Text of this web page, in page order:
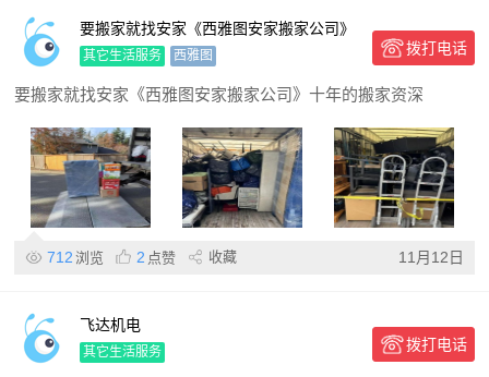
要搬家就找安家《西雅图安家搬家公司》
十年的搬家资深、做的是服务与口碑和价
格的优势！
其它生活服务 西雅图 拨打电话
要搬家就找安家《西雅图安家搬家公司》十年的搬家资深
712 浏览 2 点赞 收藏 11月12日
飞达机电
其它生活服务 拨打电话